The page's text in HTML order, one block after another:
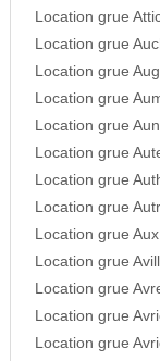
Location grue
Location grue
Location grue
Location grue
Location grue
Location grue
Location grue
Location grue
Location grue
Location grue
Location grue
Location grue
Location grue